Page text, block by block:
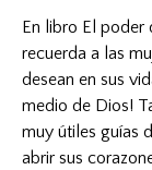
En libro El poder
recuerda a las
desean en sus
medio de Dios!
muy útiles guías
abrir sus